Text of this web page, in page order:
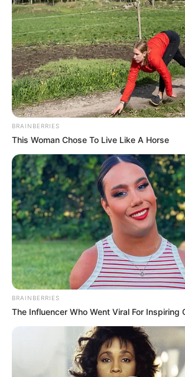
BRAINBERRIES
This Woman Chose To Live Like A Horse
BRAINBERRIES
The Influencer Who Went Viral For Inspiring